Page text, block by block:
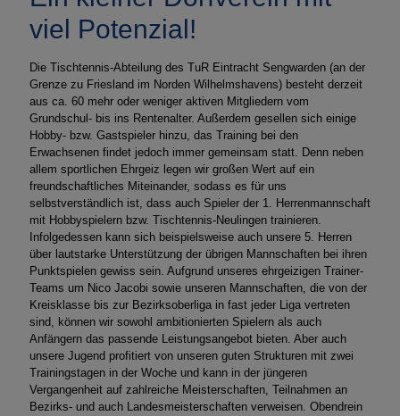
viel Potenzial!
Die Tischtennis-Abteilung des TuR Eintracht Sengwarden (an der
Grenze zu Friesland im Norden Wilhelmshavens) besteht derzeit
aus ca. 60 mehr oder weniger aktiven Mitgliedern vom
Grundschul- bis ins Rentenalter. Außerdem gesellen sich einige
Hobby- bzw. Gastspieler hinzu, das Training bei den
Erwachsenen findet jedoch immer gemeinsam statt. Denn neben
allem sportlichen Ehrgeiz legen wir großen Wert auf ein
freundschaftliches Miteinander, sodass es für uns
selbstverständlich ist, dass auch Spieler der 1. Herrenmannschaft
mit Hobbyspielern bzw. Tischtennis-Neulingen trainieren.
Infolgedessen kann sich beispielsweise auch unsere 5. Herren
über lautstarke Unterstützung der übrigen Mannschaften bei ihren
Punktspielen gewiss sein. Aufgrund unseres ehrgeizigen Trainer-
Teams um Nico Jacobi sowie unseren Mannschaften, die von der
Kreisklasse bis zur Bezirksoberliga in fast jeder Liga vertreten
sind, können wir sowohl ambitionierten Spielern als auch
Anfängern das passende Leistungsangebot bieten. Aber auch
unsere Jugend profitiert von unseren guten Strukturen mit zwei
Trainingstagen in der Woche und kann in der jüngeren
Vergangenheit auf zahlreiche Meisterschaften, Teilnahmen an
Bezirks- und auch Landesmeisterschaften verweisen. Obendrein